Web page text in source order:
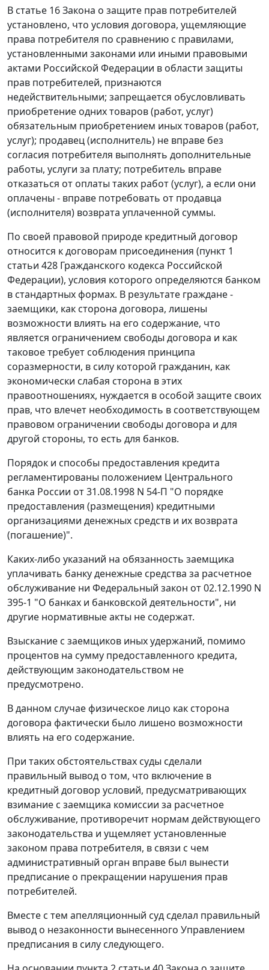
В статье 16 Закона о защите прав потребителей
установлено, что условия договора, ущемляющие
права потребителя по сравнению с правилами,
установленными законами или иными правовыми
актами Российской Федерации в области защиты
прав потребителей, признаются
недействительными; запрещается обусловливать
приобретение одних товаров (работ, услуг)
обязательным приобретением иных товаров (работ,
услуг); продавец (исполнитель) не вправе без
согласия потребителя выполнять дополнительные
работы, услуги за плату; потребитель вправе
отказаться от оплаты таких работ (услуг), а если они
оплачены - вправе потребовать от продавца
(исполнителя) возврата уплаченной суммы.
По своей правовой природе кредитный договор
относится к договорам присоединения (пункт 1
статьи 428 Гражданского кодекса Российской
Федерации), условия которого определяются банком
в стандартных формах. В результате граждане -
заемщики, как сторона договора, лишены
возможности влиять на его содержание, что
является ограничением свободы договора и как
таковое требует соблюдения принципа
соразмерности, в силу которой гражданин, как
экономически слабая сторона в этих
правоотношениях, нуждается в особой защите своих
прав, что влечет необходимость в соответствующем
правовом ограничении свободы договора и для
другой стороны, то есть для банков.
Порядок и способы предоставления кредита
регламентированы положением Центрального
банка России от 31.08.1998 N 54-П "О порядке
предоставления (размещения) кредитными
организациями денежных средств и их возврата
(погашение)".
Каких-либо указаний на обязанность заемщика
уплачивать банку денежные средства за расчетное
обслуживание ни Федеральный закон от 02.12.1990 N
395-1 "О банках и банковской деятельности", ни
другие нормативные акты не содержат.
Взыскание с заемщиков иных удержаний, помимо
процентов на сумму предоставленного кредита,
действующим законодательством не
предусмотрено.
В данном случае физическое лицо как сторона
договора фактически было лишено возможности
влиять на его содержание.
При таких обстоятельствах суды сделали
правильный вывод о том, что включение в
кредитный договор условий, предусматривающих
взимание с заемщика комиссии за расчетное
обслуживание, противоречит нормам действующего
законодательства и ущемляет установленные
законом права потребителя, в связи с чем
административный орган вправе был вынести
предписание о прекращении нарушения прав
потребителей.
Вместе с тем апелляционный суд сделал правильный
вывод о незаконности вынесенного Управлением
предписания в силу следующего.